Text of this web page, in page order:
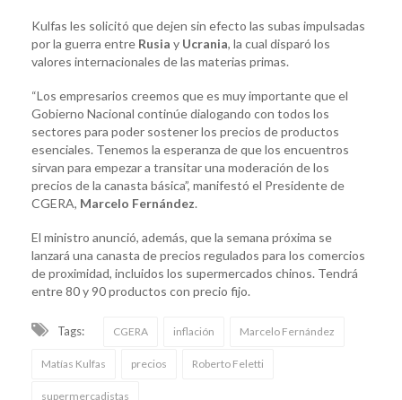
Kulfas les solicitó que dejen sin efecto las subas impulsadas
por la guerra entre Rusia y Ucrania, la cual disparó los
valores internacionales de las materias primas.
“Los empresarios creemos que es muy importante que el
Gobierno Nacional continúe dialogando con todos los
sectores para poder sostener los precios de productos
esenciales. Tenemos la esperanza de que los encuentros
sirvan para empezar a transitar una moderación de los
precios de la canasta básica”, manifestó el Presidente de
CGERA, Marcelo Fernández.
El ministro anunció, además, que la semana próxima se
lanzará una canasta de precios regulados para los comercios
de proximidad, incluidos los supermercados chinos. Tendrá
entre 80 y 90 productos con precio fijo.
Tags: CGERA inflación Marcelo Fernández
Matías Kulfas precios Roberto Feletti
supermercadistas